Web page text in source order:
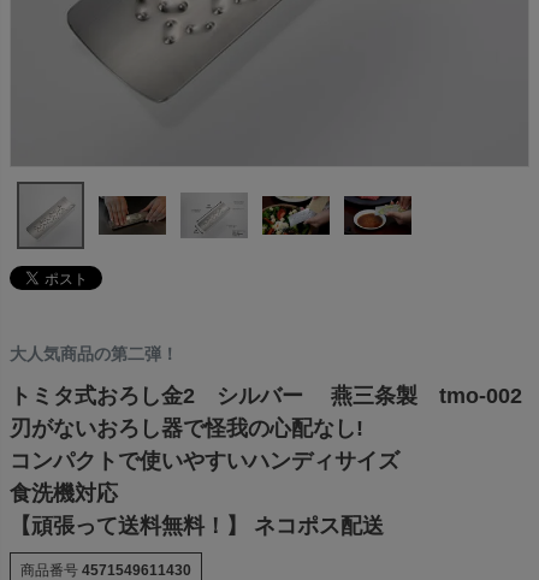
大人気商品の第二弾！
トミタ式おろし金2 シルバー 燕三条製 tmo-002
刃がないおろし器で怪我の心配なし!
コンパクトで使いやすいハンディサイズ
食洗機対応
【頑張って送料無料！】 ネコポス配送
商品番号 4571549611430